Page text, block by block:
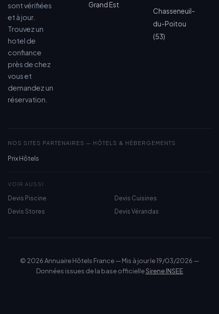
sont vérifiées
et à jour.
Trouvez un
hotel de
confiance
près de chez
vous et
demandez un
réservation.
Grand Est
Chasseneuil-
du-Poitou
(53)
NOS SITES PARTENAIRES — HÔTELS & HÉBERGEMENTS
Prix Hôtels
VOIR AUSSI
Devis Piscine
Devis Cuisines
Devis Stores
Devis Vérandas
© 2026 Annuaire Hôtels France — Mis à jour le 19/03/2026 —
Données issues de la base officielleSirene INSEE